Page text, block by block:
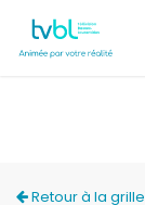
Retour à la grille